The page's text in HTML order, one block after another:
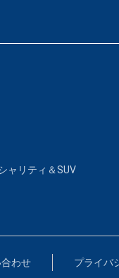
ャリティ＆SUV
わせ プライバ